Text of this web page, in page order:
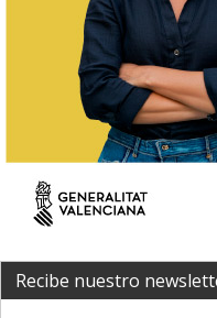
Recibe nuestro